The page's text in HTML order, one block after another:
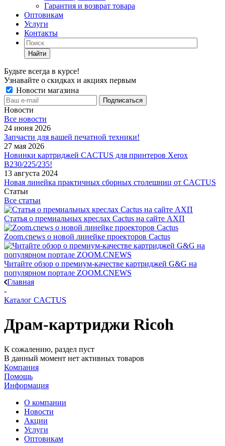
Гарантия и возврат товара
Оптовикам
Услуги
Контакты
Найти
Будьте всегда в курсе!
Узнавайте о скидках и акциях первым
Новости магазина
Новости
Все новости
24 июня 2026
Запчасти для вашей печатной техники!
27 мая 2026
Новинки картриджей CACTUS для принтеров Xerox
B230/225/235!
13 августа 2024
Новая линейка практичных сборных столешниц от CACTUS
Статьи
Все статьи
Статья о премиальных креслах Cactus на сайте АХП
Zoom.cnews о новой линейке проекторов Cactus
Читайте обзор о премиум-качестве картриджей G&G на
популярном портале ZOOM.CNEWS
Главная
-
Каталог CACTUS
Драм-картриджи Ricoh
К сожалению, раздел пуст
В данный момент нет активных товаров
Компания
Помощь
Информация
О компании
Новости
Акции
Услуги
Оптовикам